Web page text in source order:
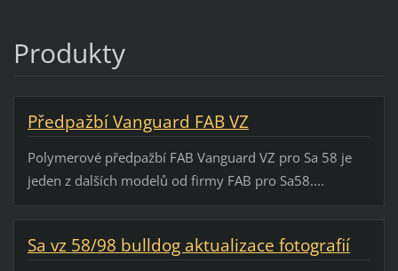
Produkty
Předpažbí Vanguard FAB VZ
Polymerové předpažbí FAB Vanguard VZ pro Sa 58 je
jeden z dalších modelů od firmy FAB pro Sa58....
Sa vz 58/98 bulldog aktualizace fotografií